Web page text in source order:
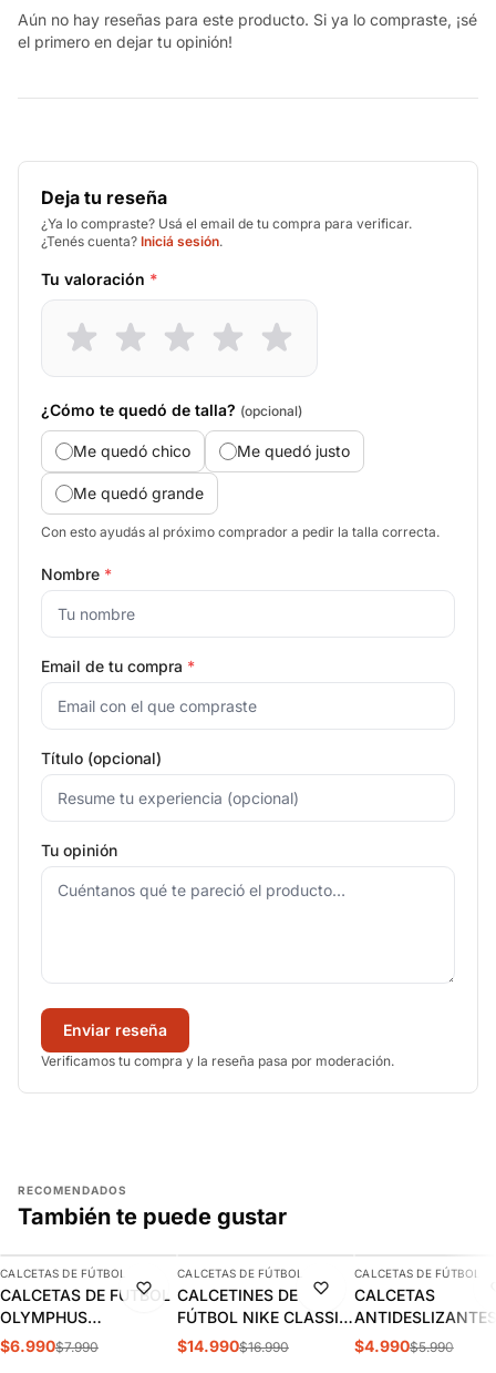
Aún no hay reseñas para este producto. Si ya lo compraste, ¡sé
el primero en dejar tu opinión!
Deja tu reseña
¿Ya lo compraste? Usá el email de tu compra para verificar.
¿Tenés cuenta? Iniciá sesión.
Tu valoración *
¿Cómo te quedó de talla? (opcional)
Me quedó chico Me quedó justo
Me quedó grande
Con esto ayudás al próximo comprador a pedir la talla correcta.
Nombre *
Email de tu compra *
Título (opcional)
Tu opinión
Enviar reseña
Verificamos tu compra y la reseña pasa por moderación.
RECOMENDADOS
También te puede gustar
-13%
AGREGAR
CALCETAS DE FÚTBOL
CALCETAS DE FUTBOL
OLYMPHUS
ANTIDESLIZANTES
$6.990$7.990
-12%
AGREGAR
CALCETAS DE FÚTBOL
CALCETINES DE
FÚTBOL NIKE CLASSIC
2 NEGROS (UNISEX) |
$14.990$16.990
-17%
CALCETAS DE FÚTBOL
CALCETAS
ANTIDESLIZANTES
FÚTBOL OXN
$4.990$5.990